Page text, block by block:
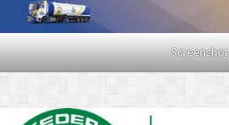
Screenshot